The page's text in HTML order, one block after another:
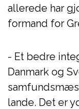
allerede har
formand for
- Et bedre
Danmark og
lande. Det er